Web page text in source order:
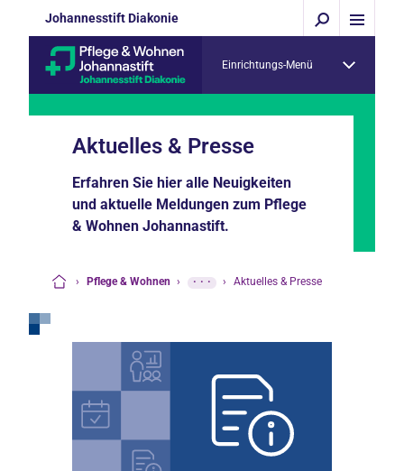
Johannesstift Diakonie
Einrichtungs-Menü
Aktuelles & Presse
Erfahren Sie hier alle Neuigkeiten
und aktuelle Meldungen zum Pflege
& Wohnen Johannastift.
› Pflege & Wohnen › ··· › Aktuelles & Presse